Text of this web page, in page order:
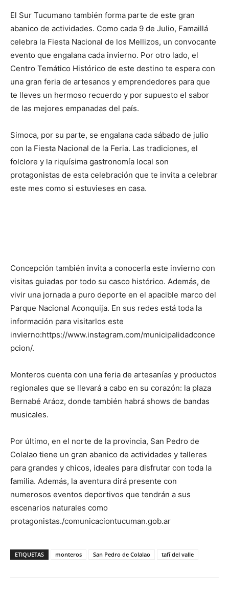
El Sur Tucumano también forma parte de este gran
abanico de actividades. Como cada 9 de Julio, Famaillá
celebra la Fiesta Nacional de los Mellizos, un convocante
evento que engalana cada invierno. Por otro lado, el
Centro Temático Histórico de este destino te espera con
una gran feria de artesanos y emprendedores para que
te lleves un hermoso recuerdo y por supuesto el sabor
de las mejores empanadas del país.
Simoca, por su parte, se engalana cada sábado de julio
con la Fiesta Nacional de la Feria. Las tradiciones, el
folclore y la riquísima gastronomía local son
protagonistas de esta celebración que te invita a celebrar
este mes como si estuvieses en casa.
Concepción también invita a conocerla este invierno con
visitas guiadas por todo su casco histórico. Además, de
vivir una jornada a puro deporte en el apacible marco del
Parque Nacional Aconquija. En sus redes está toda la
información para visitarlos este
invierno:https://www.instagram.com/municipalidadconce
pcion/.
Monteros cuenta con una feria de artesanías y productos
regionales que se llevará a cabo en su corazón: la plaza
Bernabé Aráoz, donde también habrá shows de bandas
musicales.
Por último, en el norte de la provincia, San Pedro de
Colalao tiene un gran abanico de actividades y talleres
para grandes y chicos, ideales para disfrutar con toda la
familia. Además, la aventura dirá presente con
numerosos eventos deportivos que tendrán a sus
escenarios naturales como
protagonistas./comunicaciontucuman.gob.ar
ETIQUETAS monteros San Pedro de Colalao tafí del valle